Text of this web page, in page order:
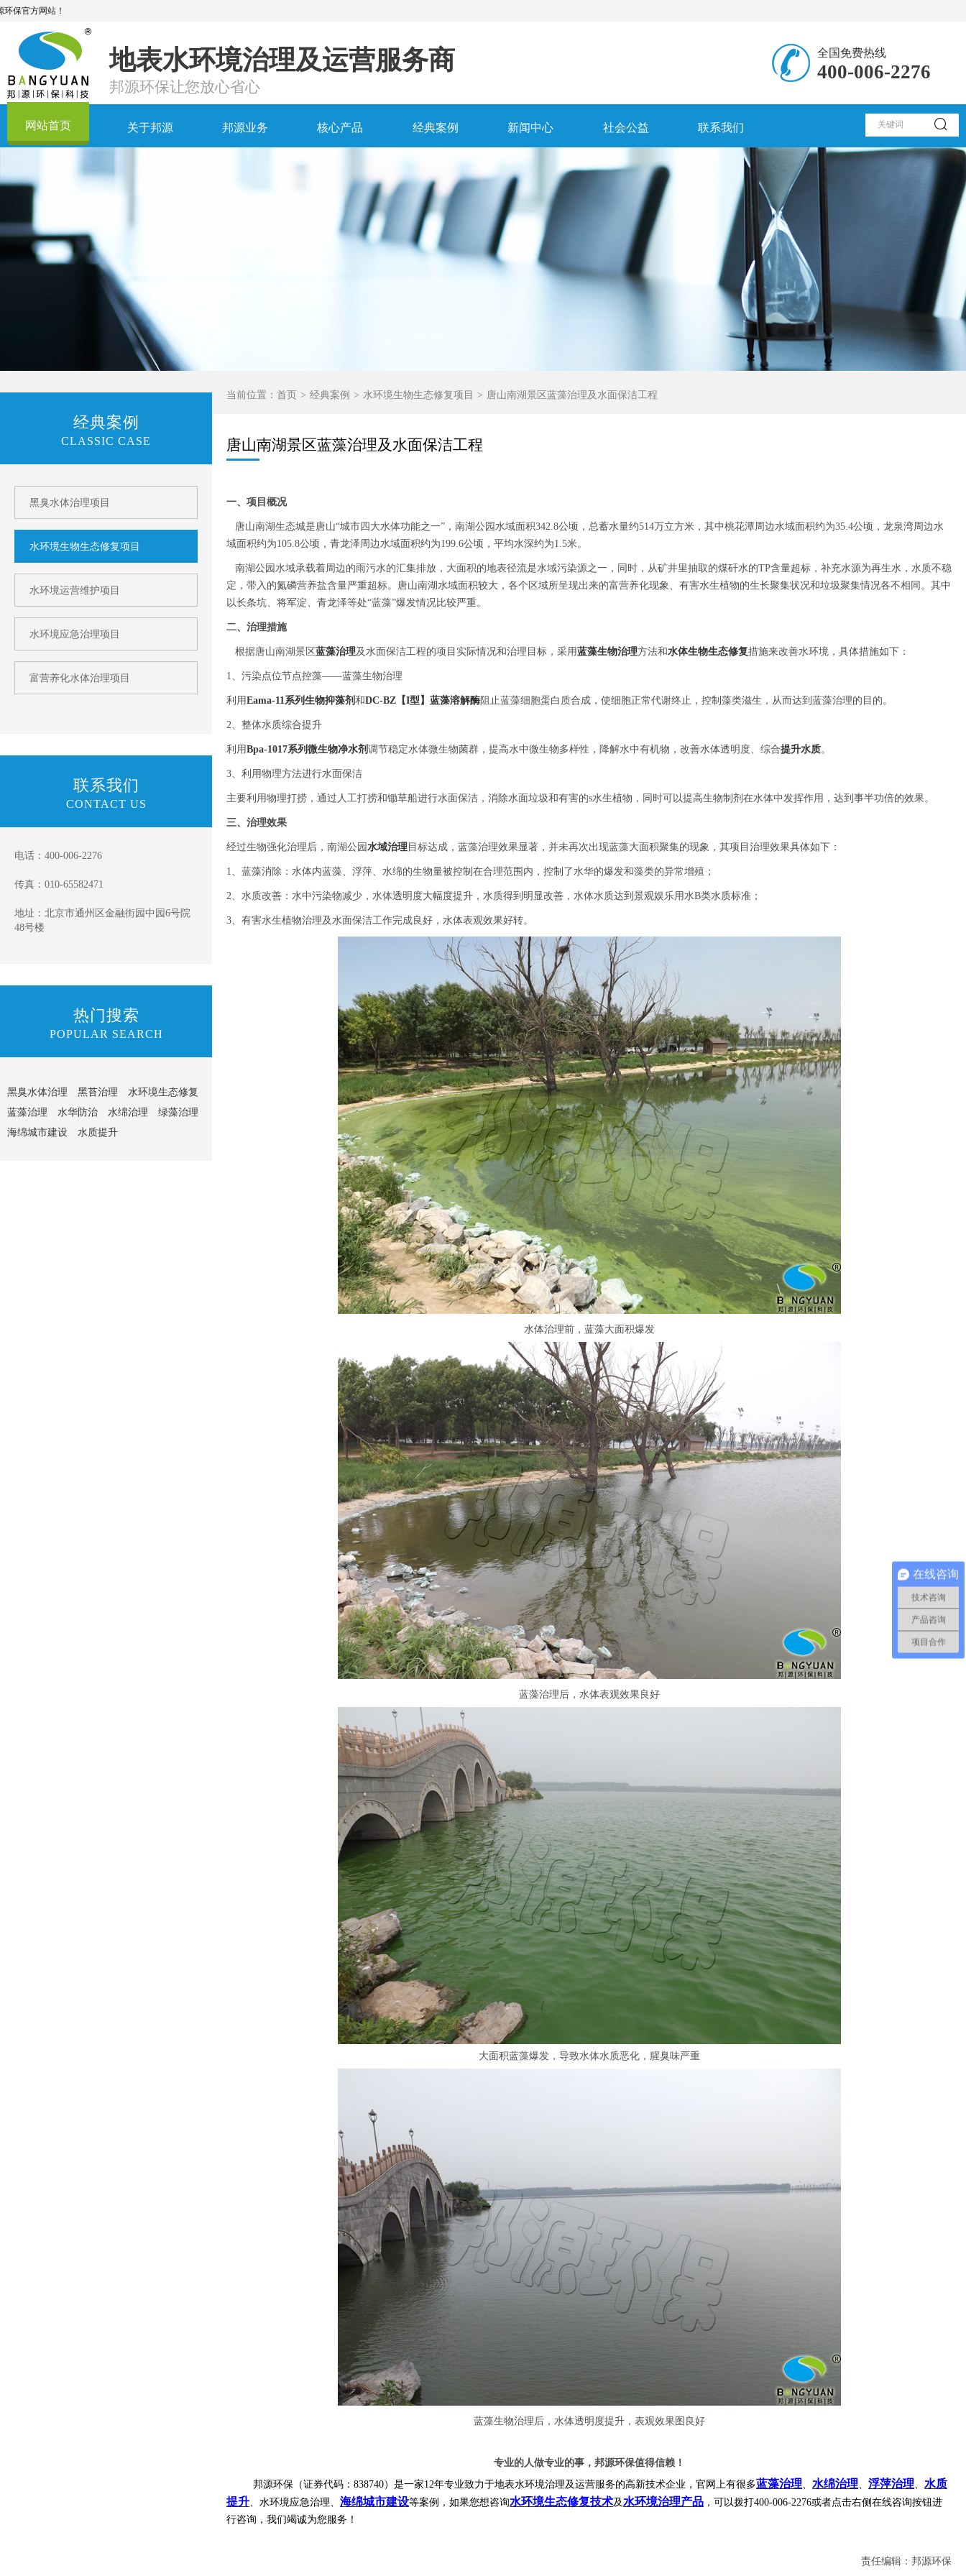
地表水环境治理及运营服务商
邦源环保让您放心省心
全国免费热线
400-006-2276
网站首页 关于邦源 邦源业务 核心产品 经典案例 新闻中心 社会公益 联系我们
当前位置： 首页 经典案例 水环境生物生态修复项目 唐山南湖景区蓝藻治理及水面保洁工程
经典案例
CLASSIC CASE
黑臭水体治理项目
水环境生物生态修复项目
水环境运营维护项目
水环境应急治理项目
富营养化水体治理项目
联系我们
CONTACT US
电话：400-006-2276
传真：010-65582471
地址：北京市通州区金融街园中园6号院
48号楼
热门搜索
POPULAR SEARCH
黑臭水体治理 黑苔治理
水环境生态修复
蓝藻治理
水华防治 水绵治理
绿藻治理
海绵城市建设
水质提升
唐山南湖景区蓝藻治理及水面保洁工程
一、项目概况
唐山南湖生态城是唐山“城市四大水体功能之一”，南湖公园水域面积342.8公顷，总蓄水量约514万立方米，其中桃花潭周边水域面积约为35.4公顷，龙泉湾周边水
域面积约为105.8公顷，青龙泽周边水域面积约为199.6公顷，平均水深约为1.5米。
南湖公园水域承载着周边的雨污水的汇集排放，大面积的地表径流是水域污染源之一，同时，从矿井里抽取的煤矸水的TP含量超标，补充水源为再生水，水质不稳
定，带入的氮磷营养盐含量严重超标。唐山南湖水域面积较大，各个区域所呈现出来的富营养化现象、有害水生植物的生长聚集状况和垃圾聚集情况各不相同。其中
以长条坑、将军淀、青龙泽等处“蓝藻”爆发情况比较严重。
二、治理措施
根据 唐山南湖景区蓝藻治理及水面保洁工程的项目实际情况和治理目标，采用蓝藻生物治理方法和水体生物生态修复措施来改善水环境，具体措施如下：
1、污染点位节点控藻——蓝藻生物治理
利用Eama-11系列生物抑藻剂 和DC-BZ【I型】蓝藻溶解酶阻止蓝藻细胞蛋白质合成，使细胞正常代谢终止，控制藻类滋生，从而达到蓝藻治理的目的。
2、整体水质综合提升
利用Bpa-1017系列微生物净水剂 调节稳定水体微生物菌群，提高水中微生物多样性，降解水中有机物，改善水体透明度、综合提升水质。
3、利用物理方法进行水面保洁
主要利用物理打捞，通过人工打捞和锄草船进行水面保洁，消除水面垃圾和有害的s水生植物，同时可以提高生物制剂在水体中发挥作用，达到事半功倍的效果。
三、治理效果
经过生物强化治理后，南湖公园 水域治理 目标达成，蓝藻治理效果显著，并未再次出现蓝藻大面积聚集的现象，其项目治理效果具体如下：
1、蓝藻消除：水体内蓝藻、浮萍、水绵的生物量被控制在合理范围内，控制了水华的爆发和藻类的异常增殖；
2、水质改善：水中污染物减少，水体透明度大幅度提升，水质得到明显改善，水体水质达到景观娱乐用水B类水质标准；
3、有害水生植物治理及水面保洁工作完成良好，水体表观效果好转。
水体治理前，蓝藻大面积爆发
蓝藻治理后，水体表观效果良好
大面积蓝藻爆发，导致水体水质恶化，腥臭味严重
蓝藻生物治理后，水体透明度提升，表观效果图良好
专业的人做专业的事，邦源环保值得信赖！
邦源环保（证券代码：838740）是一家12年专业致力于地表水环境治理及运营服务的高新技术企业，官网上有很多蓝藻治理 水绵治理 浮萍治理
水质
提升 、水环境应急治理、 海绵城市建设等案例，如果您想咨询水环境生态修复技术及 水环境治理产品 ，可以拨打400-006-2276或者点击右侧在线咨询按钮进
行咨询，我们竭诚为您服务！
责任编辑：邦源环保
在线咨询
技术咨询
产品咨询
项目合作